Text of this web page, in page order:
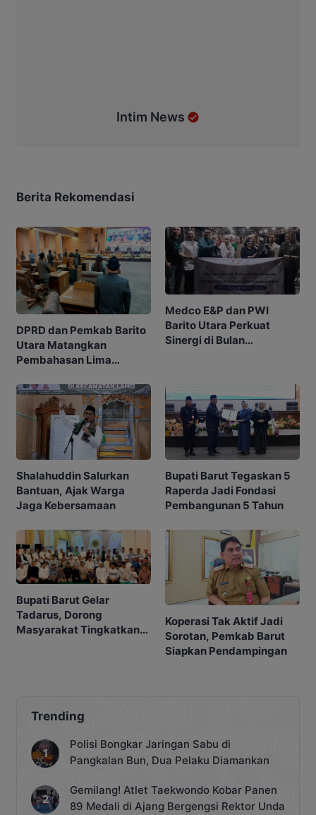
Intim News
Berita Rekomendasi
DPRD dan Pemkab Barito
Utara Matangkan
Pembahasan Lima
Medco E&P dan PWI
Barito Utara Perkuat
Sinergi di Bulan
Shalahuddin Salurkan
Bantuan, Ajak Warga
Jaga Kebersamaan
Bupati Barut Tegaskan 5
Raperda Jadi Fondasi
Pembangunan 5 Tahun
Bupati Barut Gelar
Tadarus, Dorong
Masyarakat Tingkatkan
Koperasi Tak Aktif Jadi
Sorotan, Pemkab Barut
Siapkan Pendampingan
Trending
Polisi Bongkar Jaringan Sabu di
Pangkalan Bun, Dua Pelaku Diamankan
Gemilang! Atlet Taekwondo Kobar Panen
89 Medali di Ajang Bergengsi Rektor Unda